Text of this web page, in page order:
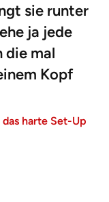
sie runter
ja jede
die mal
Kopf
harte Set-Up